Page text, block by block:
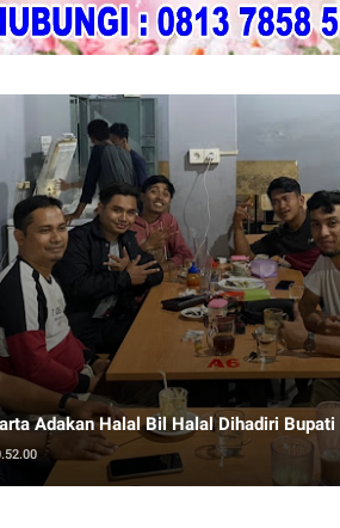
Adakan Halal Bil Halal Dihadiri